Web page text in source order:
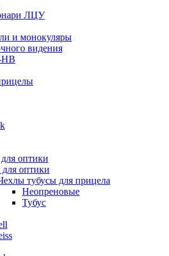
ЛЦУ
и монокуляры
видения
НВ
оптики
оптики
тубусы для прицела
Неопреновые
Тубус